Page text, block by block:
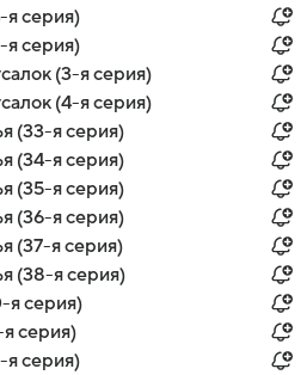
серия)
серия)
(3-я серия)
(4-я серия)
(33-я серия)
(34-я серия)
(35-я серия)
(36-я серия)
(37-я серия)
(38-я серия)
я серия)
серия)
серия)